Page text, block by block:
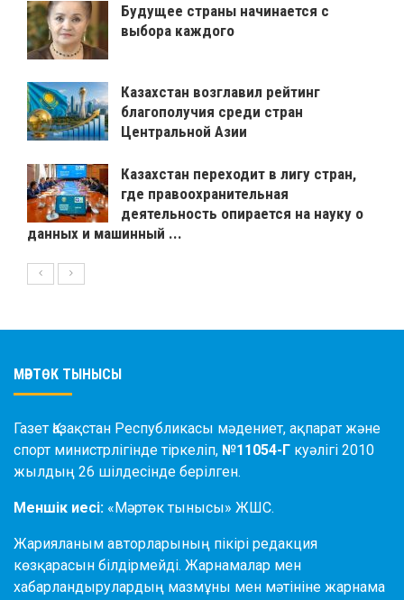
Будущее страны начинается с
выбора каждого
Казахстан возглавил рейтинг
благополучия среди стран
Центральной Азии
Казахстан переходит в лигу стран,
где правоохранительная
деятельность опирается на науку о
данных и машинный ...
МӘРТӨК ТЫНЫСЫ
Газет Қазақстан Республикасы мәдениет, ақпарат және
спорт министрлігінде тіркеліп, №11054-Г куәлігі 2010
жылдың 26 шілдесінде берілген.
Меншік иесі: «Мәртөк тынысы» ЖШС.
Жарияланым авторларының пікірі редакция
көзқарасын білдірмейді. Жарнамалар мен
хабарландырулардың мазмұны мен мәтініне жарнама